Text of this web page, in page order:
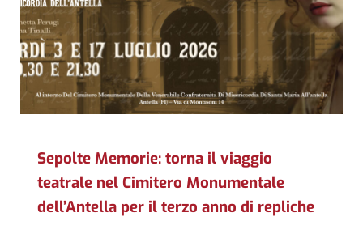
Sepolte Memorie: torna il viaggio
teatrale nel Cimitero Monumentale
dell’Antella per il terzo anno di repliche